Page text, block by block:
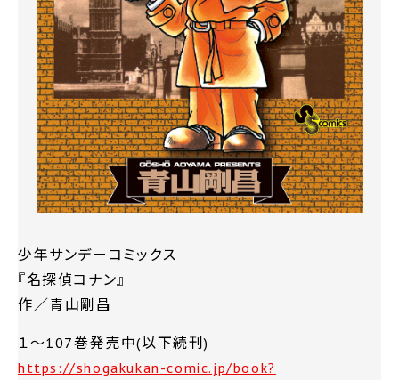
少年サンデーコミックス
『名探偵コナン』
作／青山剛昌
１～107巻発売中(以下続刊)
https://shogakukan-comic.jp/book?